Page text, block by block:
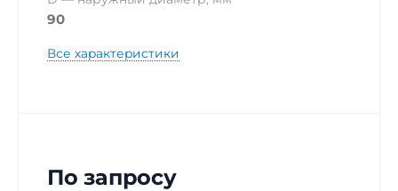
90
Все характеристики
По запросу